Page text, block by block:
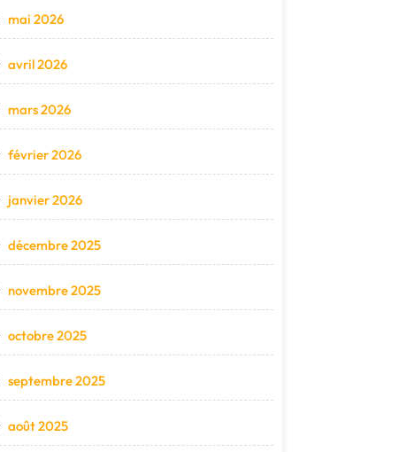
mai 2026
avril 2026
mars 2026
février 2026
janvier 2026
décembre 2025
novembre 2025
octobre 2025
septembre 2025
août 2025